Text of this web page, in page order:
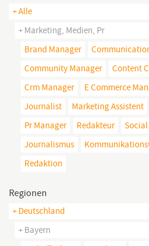
+ Alle
+ Marketing, Medien, Pr
Brand Manager
Community Manager
Content
Crm Manager
E Commerce
Journalist
Marketing Assistent
Pr Manager
Redakteur
Journalismus
Redaktion
Regionen
+ Deutschland
+ Bayern